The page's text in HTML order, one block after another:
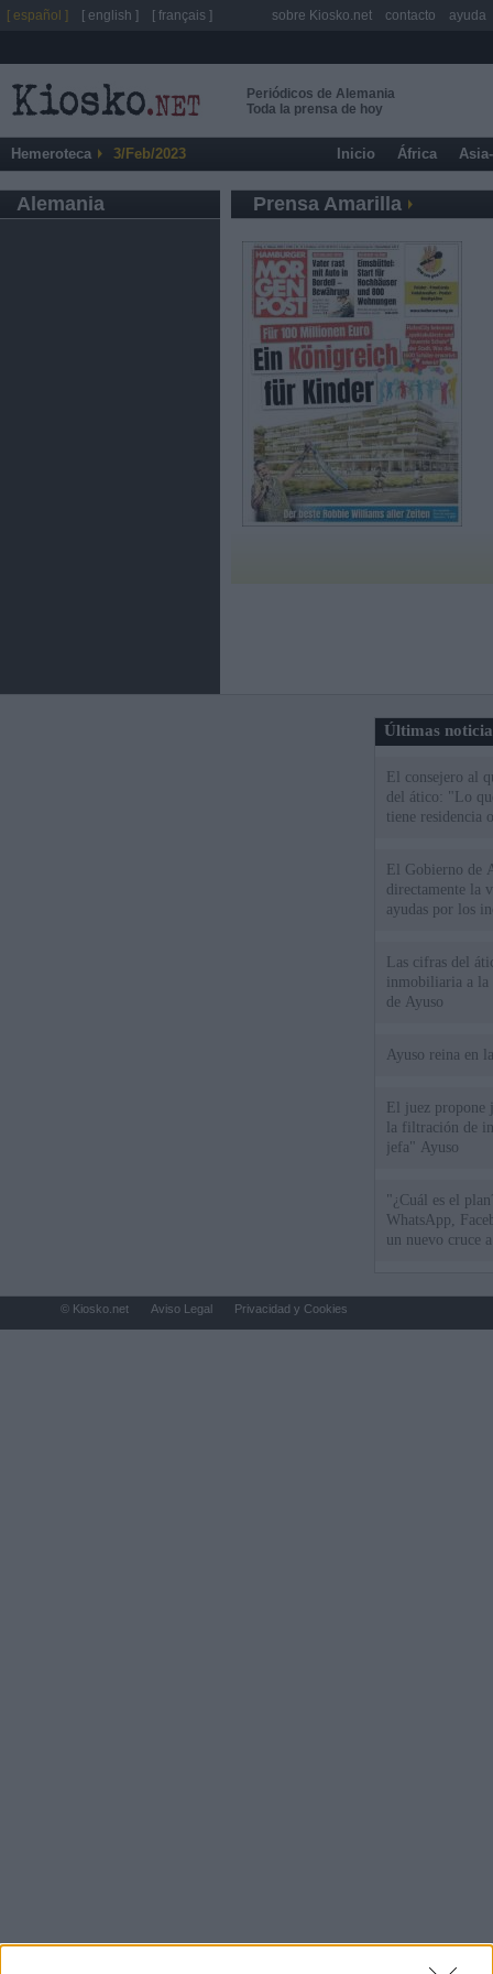
Periódicos de Alemania
Toda la prensa de hoy
Hemeroteca 3/Feb/2023 Inicio África
Alemania Prensa Amarilla
Últimas
El consejero al
del ático: "Lo
tiene residencia
El Gobierno de
directamente la
ayudas por los
Las cifras del
inmobiliaria a la
de Ayuso
Ayuso reina en
El juez propone
la filtración de
jefa" Ayuso
"¿Cuál es el
WhatsApp,
un nuevo cruce
[ español ] [ english ] [ français ] sobre Kiosko.net contacto ayuda
© Kiosko.net Aviso Legal Privacidad y Cookies